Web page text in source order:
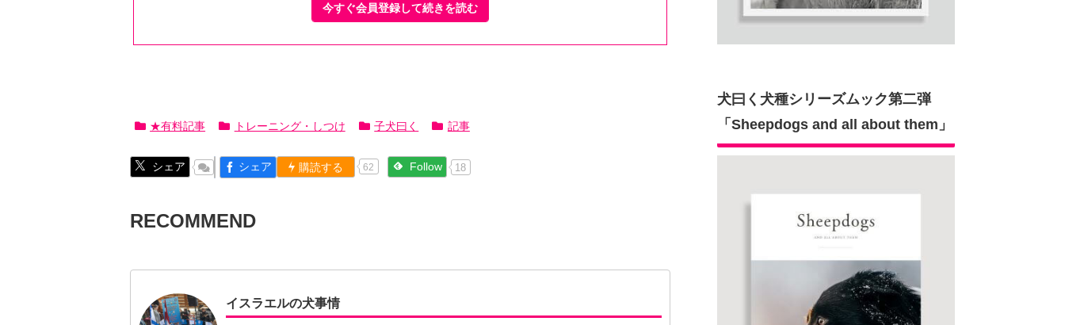
今すぐ会員登録して続きを読む
★有料記事 トレーニング・しつけ 子犬曰く 記事
シェア シェア 購読する 62 Follow 18
RECOMMEND
イスラエルの犬事情
犬曰く犬種シリーズムック第二弾
「Sheepdogs and all about them」